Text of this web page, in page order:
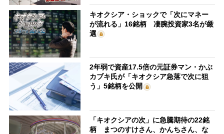
キオクシア・ショックで「次にマネー
が流れる」16銘柄 凄腕投資家3名が厳
選
2年弱で資産17.5倍の元証券マン・かぶ
カブキ氏が「キオクシア急落で次に狙
う」5銘柄を公開
「キオクシアの次」に急騰期待の22銘
柄 まつのすけさん、かんちさん、な